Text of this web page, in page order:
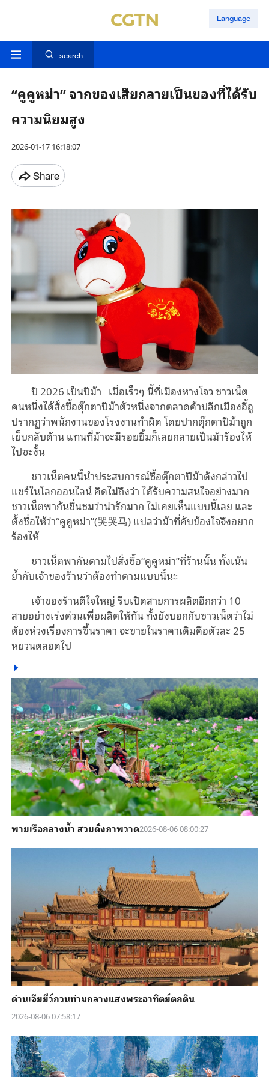
Language
search
“คูคูหม่า” จากของเสียกลายเป็นของที่ได้รับ
ความนิยมสูง
2026-01-17 16:18:07
Share
ปี 2026 เป็นปีม้า เมื่อเร็วๆ นี้ที่เมืองหางโจว ชาวเน็ต
คนหนึ่งได้สั่งซื้อตุ๊กตาปีม้าตัวหนึ่งจากตลาดค้าปลีกเมืองอี้อู
ปรากฏว่าพนักงานของโรงงานทำผิด โดยปากตุ๊กตาปีม้าถูก
เย็บกลับด้าน แทนที่ม้าจะมีรอยยิ้มก็เลยกลายเป็นม้าร้องไห้
ไปซะงั้น
ชาวเน็ตคนนี้นำประสบการณ์ซื้อตุ๊กตาปีม้าดังกล่าวไป
แชร์ในโลกออนไลน์ คิดไม่ถึงว่า ได้รับความสนใจอย่างมาก
ชาวเน็ตพากันชื่นชมว่าน่ารักมาก ไม่เคยเห็นแบบนี้เลย และ
ตั้งชื่อให้ว่า“คูคูหม่า”(哭哭马) แปลว่าม้าที่คับข้องใจจึงอยาก
ร้องไห้
ชาวเน็ตพากันตามไปสั่งซื้อ“คูคูหม่า”ที่ร้านนั้น ทั้งเน้น
ย้ำกับเจ้าของร้านว่าต้องทำตามแบบนี้นะ
เจ้าของร้านดีใจใหญ่ รีบเปิดสายการผลิตอีกกว่า 10
สายอย่างเร่งด่วนเพื่อผลิตให้ทัน ทั้งยังบอกกับชาวเน็ตว่าไม่
ต้องห่วงเรื่องการขึ้นราคา จะขายในราคาเดิมคือตัวละ 25
หยวนตลอดไป
พายเรือกลางน้ำ สวยดั่งภาพวาด2026-08-06 08:00:27
ด่านเจียยี่ว์กวนท่ามกลางแสงพระอาทิตย์ตกดิน
2026-08-06 07:58:17